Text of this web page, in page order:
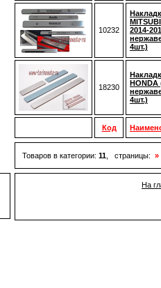
10232
2014-
4шт.)
18230
HONDA
4шт.)
Код
Товаров в категории: 11 , страницы: »
На